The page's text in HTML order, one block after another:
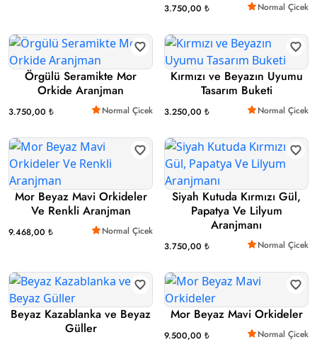
3.750,00 ₺ Normal Çicek
Örgülü Seramikte Mor
Orkide Aranjman
3.750,00 ₺ Normal Çicek
Kırmızı ve Beyazın Uyumu
Tasarım Buketi
3.250,00 ₺ Normal Çicek
Mor Beyaz Mavi Orkideler
Ve Renkli Aranjman
9.468,00 ₺ Normal Çicek
Siyah Kutuda Kırmızı Gül,
Papatya Ve Lilyum
Aranjmanı
3.750,00 ₺ Normal Çicek
Beyaz Kazablanka ve Beyaz
Güller
Mor Beyaz Mavi Orkideler
9.500,00 ₺ Normal Çicek